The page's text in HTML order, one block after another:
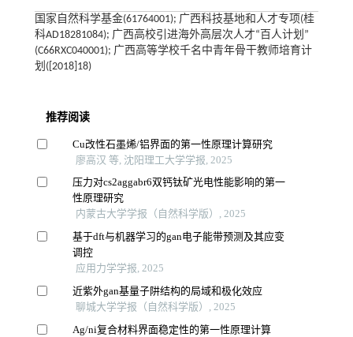
国家自然科学基金(61764001); 广西科技基地和人才专项(桂
科AD18281084); 广西高校引进海外高层次人才“百人计划”
(C66RXC040001); 广西高等学校千名中青年骨干教师培育计
划([2018]18)